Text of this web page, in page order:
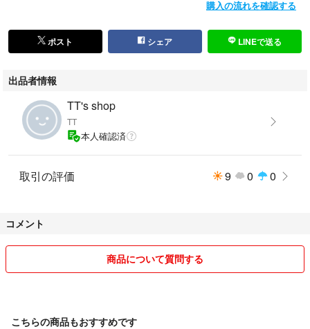
購入の流れを確認する
ポスト シェア LINEで送る
出品者情報
TT's shop
TT
本人確認済
取引の評価 9 0 0
コメント
商品について質問する
こちらの商品もおすすめです